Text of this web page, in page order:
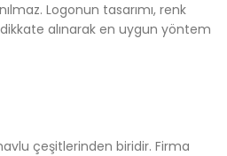
Logonun tasarımı, renk
dikkate alınarak en uygun yöntem
çeşitlerinden biridir. Firma